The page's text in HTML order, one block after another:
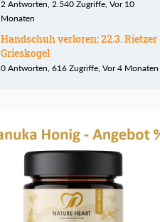
2 Antworten, 2.540 Zugriffe, Vor 10
Monaten
Handschuh verloren: 22.3. Rietzer
Grieskogel
0 Antworten, 616 Zugriffe, Vor 4 Monaten